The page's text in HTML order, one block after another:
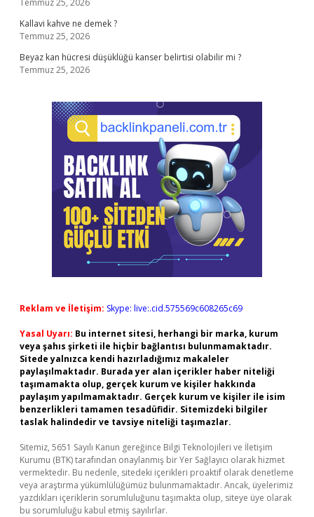
Temmuz 25, 2026
Kallavi kahve ne demek ?
Temmuz 25, 2026
Beyaz kan hücresi düşüklüğü kanser belirtisi olabilir mi ?
Temmuz 25, 2026
Reklam ve İletişim: Skype: live:.cid.575569c608265c69
Yasal Uyarı: Bu internet sitesi, herhangi bir marka, kurum
veya şahıs şirketi ile hiçbir bağlantısı bulunmamaktadır.
Sitede yalnızca kendi hazırladığımız makaleler
paylaşılmaktadır. Burada yer alan içerikler haber niteliği
taşımamakta olup, gerçek kurum ve kişiler hakkında
paylaşım yapılmamaktadır. Gerçek kurum ve kişiler ile isim
benzerlikleri tamamen tesadüfidir. Sitemizdeki bilgiler
taslak halindedir ve tavsiye niteliği taşımazlar.
Sitemiz, 5651 Sayılı Kanun gereğince Bilgi Teknolojileri ve İletişim
Kurumu (BTK) tarafından onaylanmış bir Yer Sağlayıcı olarak hizmet
vermektedir. Bu nedenle, sitedeki içerikleri proaktif olarak denetleme
veya araştırma yükümlülüğümüz bulunmamaktadır. Ancak, üyelerimiz
yazdıkları içeriklerin sorumluluğunu taşımakta olup, siteye üye olarak
bu sorumluluğu kabul etmiş sayılırlar.